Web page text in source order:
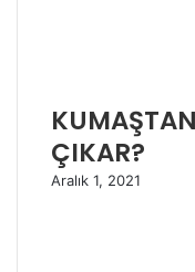
ÇIKAR?
Aralık 1, 2021